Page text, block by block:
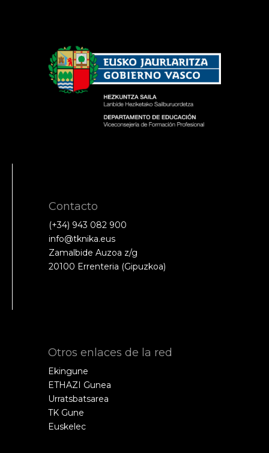
Contacto
(+34) 943 082 900
info@tknika.eus
Zamalbide Auzoa z/g
20100 Errenteria (Gipuzkoa)
Otros enlaces de la red
Ekingune
ETHAZI Gunea
Urratsbatsarea
TK Gune
Euskelec